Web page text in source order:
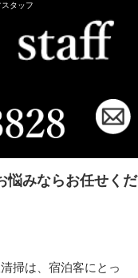
タッフ
悩みならお任せくだ
掃は、宿泊客にとっ